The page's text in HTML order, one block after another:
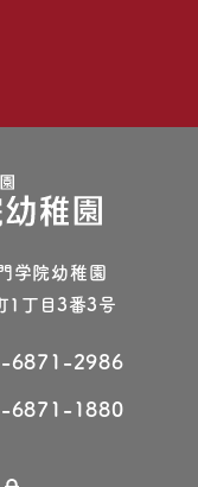
学院幼稚園
1丁⽬3番3号
6871-2986
6871-1880